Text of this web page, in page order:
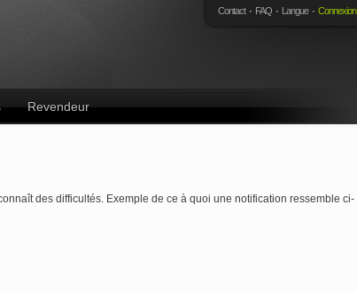
Contact FAQ Langue Connexion
Revendeur
des difficultés. Exemple de ce à quoi une notification ressemble ci-